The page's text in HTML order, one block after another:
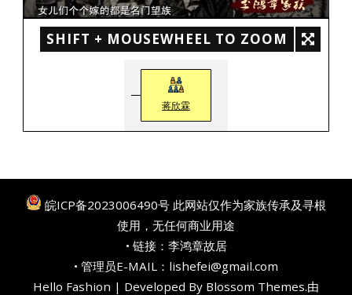
SHIFT + MOUSEWHEEL TO ZOOM
蒋欣霖
皖ICP备2023006490号 此网站仅作为家族传承及寻根
使用，无任何商业用途
• 链接： 李鸿章故居
• 管理员E-MAIL：lishefei@gmail.com
Hello Fashion | Developed By Blossom Themes.由